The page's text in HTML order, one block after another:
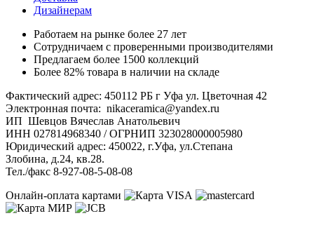
Дизайнерам
Работаем на рынке более 27 лет
Сотрудничаем с проверенными производителями
Предлагаем более 1500 коллекций
Более 82% товара в наличии на складе
Фактический адрес: 450112 РБ г Уфа ул. Цветочная 42
Электронная почта: nikaceramica@yandex.ru
ИП Шевцов Вячеслав Анатольевич
ИНН 027814968340 / ОГРНИП 323028000005980
Юридический адрес: 450022, г.Уфа, ул.Степана
Злобина, д.24, кв.28.
Тел./факс 8-927-08-5-08-08
Онлайн-оплата картами